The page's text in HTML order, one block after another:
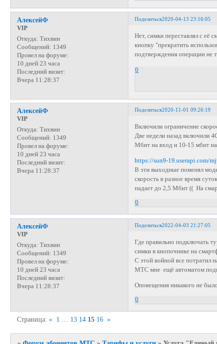
Поделиться2020-04-13 23:16:05
АлексейФ
VIP
Откуда: Тихвин
Сообщений: 1349
Провел на форуме:
10 дней 23 часа
Последний визит:
Вчера 11:28:37
Нет, симки переставлял с её
кнопку "прекратить
подтверждения операции не
0
Поделиться2020-11-01 09:26:19
АлексейФ
VIP
Откуда: Тихвин
Сообщений: 1349
Провел на форуме:
10 дней 23 часа
Последний визит:
Вчера 11:28:37
Включили ограничение
Две недели назад включили
Мбит на вход и 10-15 мбит на
https://sun9-19.userapi.com/
В эти выходные поменял
скорость в разное время
падает до 2,5 Мбит (( На
0
Поделиться2022-04-03 21:27:05
АлексейФ
VIP
Откуда: Тихвин
Сообщений: 1349
Провел на форуме:
10 дней 23 часа
Последний визит:
Вчера 11:28:37
Где правильно подключать
симки в кнопочнике на
С этой войной все потратил
МТС мне ещё автоматом
Оповещения никакого не
0
Страница:« 1 13 14 15 16 »